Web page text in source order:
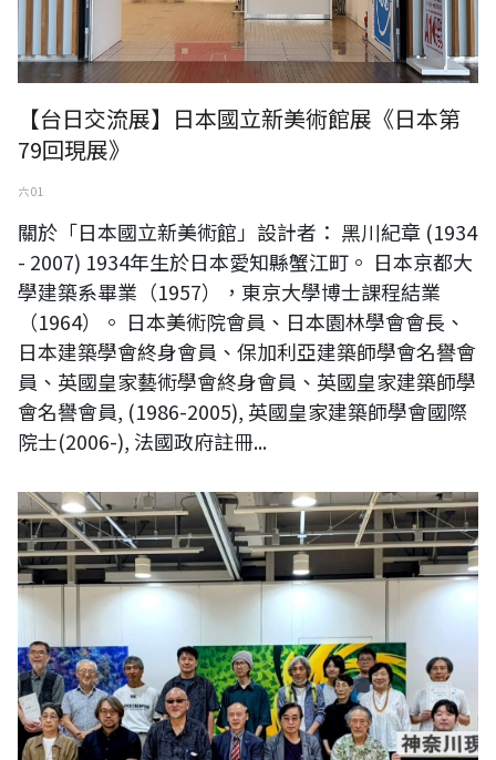
【台日交流展】日本國立新美術館展《日本第
79回現展》
六 01
關於「日本國立新美術館」設計者： 黑川紀章 (1934
- 2007) 1934年生於日本愛知縣蟹江町。 日本京都大
學建築系畢業（1957），東京大學博士課程結業
（1964）。 日本美術院會員、日本園林學會會長、
日本建築學會終身會員、保加利亞建築師學會名譽會
員、英國皇家藝術學會終身會員、英國皇家建築師學
會名譽會員, (1986-2005), 英國皇家建築師學會國際
院士(2006-), 法國政府註冊...